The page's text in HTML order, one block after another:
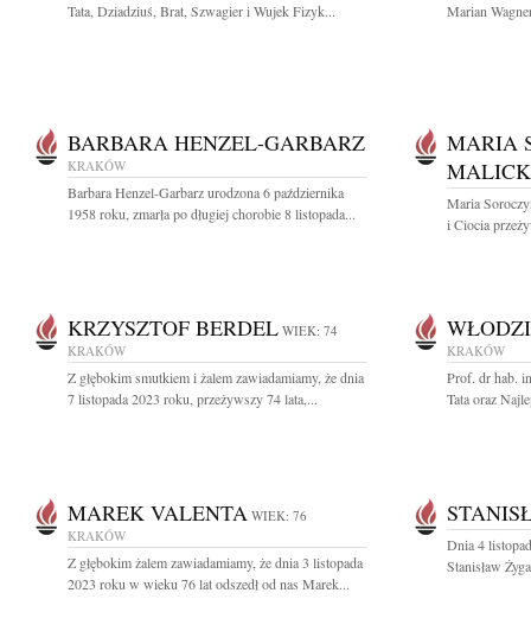
Tata, Dziadziuś, Brat, Szwagier i Wujek Fizyk...
Marian
BARBARA HENZEL-GARBARZ
KRAKÓW
Barbara Henzel-Garbarz urodzona 6 października
1958 roku, zmarła po długiej chorobie 8 listopada...
MARIA
Maria
i Ciocia
KRZYSZTOF BERDEL WIEK: 74
KRAKÓW
Z głębokim smutkiem i żalem zawiadamiamy, że dnia
7 listopada 2023 roku, przeżywszy 74 lata,...
KRAKÓW
Prof. dr hab.
Tata oraz
MAREK VALENTA WIEK: 76
KRAKÓW
Z głębokim żalem zawiadamiamy, że dnia 3 listopada
2023 roku w wieku 76 lat odszedł od nas Marek...
Dnia 4
Stanisław